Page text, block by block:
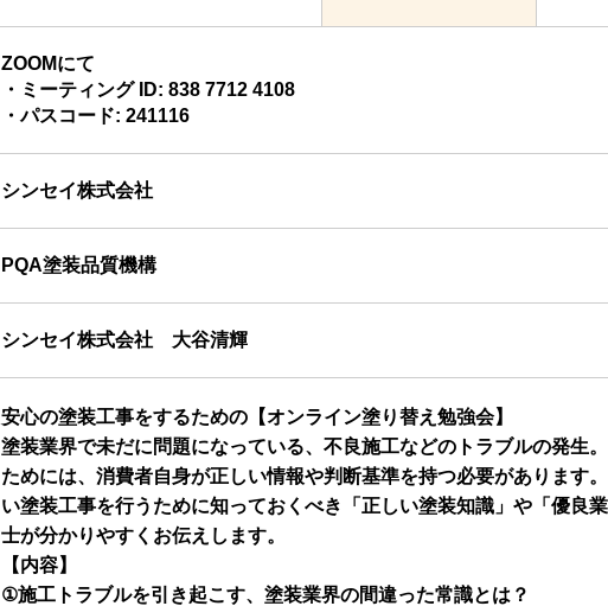
ZOOMにて
・ミーティング ID: 838 7712 4108
・パスコード: 241116
シンセイ株式会社
PQA塗装品質機構
シンセイ株式会社 大谷清輝
安心の塗装工事をするための【オンライン塗り替え勉強会】
塗装業界で未だに問題になっている、不良施工などのトラブルの発生
ためには、消費者自身が正しい情報や判断基準を持つ必要があります
い塗装工事を行うために知っておくべき「正しい塗装知識」や「優良
士が分かりやすくお伝えします。
【内容】
①施工トラブルを引き起こす、塗装業界の間違った常識とは？